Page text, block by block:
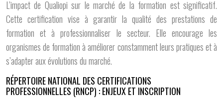
L’impact de Qualiopi sur le marché de la formation est significatif.
Cette certification vise à garantir la qualité des prestations de
formation et à professionnaliser le secteur. Elle encourage les
organismes de formation à améliorer constamment leurs pratiques et à
s’adapter aux évolutions du marché.
RÉPERTOIRE NATIONAL DES CERTIFICATIONS
PROFESSIONNELLES (RNCP) : ENJEUX ET INSCRIPTION